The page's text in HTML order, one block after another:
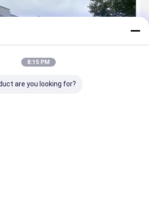
8:15 PM
are you looking for?